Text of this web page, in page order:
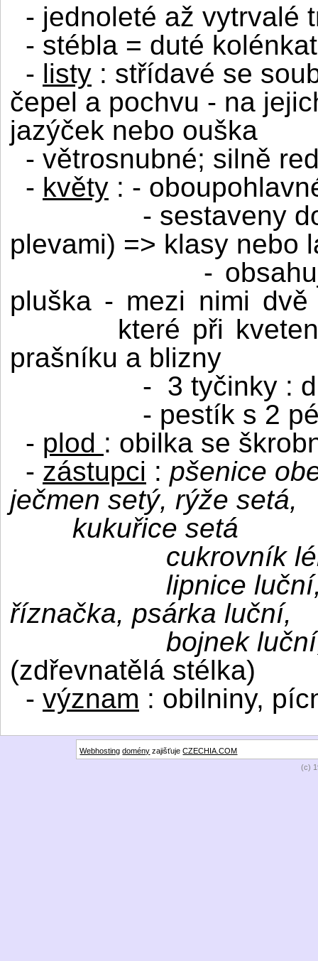
- jednoleté až vytrvalé
- stébla = duté
- listy : střídavé se
čepel a pochvu - na
jazýček nebo ouška
- větrosnubné; silně
- květy : -
- sestaveny
plevami) => klasy nebo
-
pluška - mezi nimi
které při
prašníku a blizny
- 3 tyčinky :
- pestík s 2
- plod : obilka se
- zástupci : pšenice
ječmen setý, rýže setá,
kukuřice setá
cukrovník
lipnice
říznačka, psárka luční,
bojnek
(zdřevnatělá stélka)
- význam : obilniny,
Webhosting domény zajišťujeCZECHIA.COM
(c)